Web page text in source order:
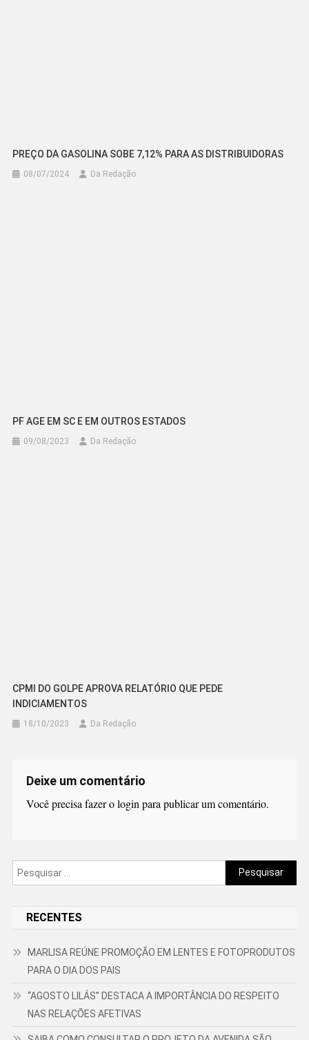
PREÇO DA GASOLINA SOBE 7,12% PARA AS DISTRIBUIDORAS
08/07/2024 Da Redação
PF AGE EM SC E EM OUTROS ESTADOS
09/08/2023 Da Redação
CPMI DO GOLPE APROVA RELATÓRIO QUE PEDE
INDICIAMENTOS
18/10/2023 Da Redação
Deixe um comentário
Você precisa fazer ologin para publicar um comentário.
Pesquisar
por:
RECENTES
MARLISA REÚNE PROMOÇÃO EM LENTES E FOTOPRODUTOS
PARA O DIA DOS PAIS
“AGOSTO LILÁS” DESTACA A IMPORTÂNCIA DO RESPEITO
NAS RELAÇÕES AFETIVAS